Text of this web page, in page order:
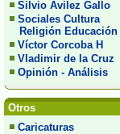
Silvio Avilez Gallo
Sociales Cultura
Religión Educación
Víctor Corcoba H
Vladimir de la Cruz
Opinión - Análisis
Otros
Caricaturas